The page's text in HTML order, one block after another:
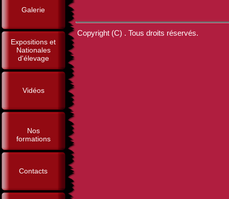
Galerie
Expositions et
Nationales
d'élevage
Vidéos
Nos
formations
Contacts
Copyright (C) . Tous droits réservés.